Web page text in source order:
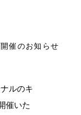
催のお知らせ
ルのキ
催いた